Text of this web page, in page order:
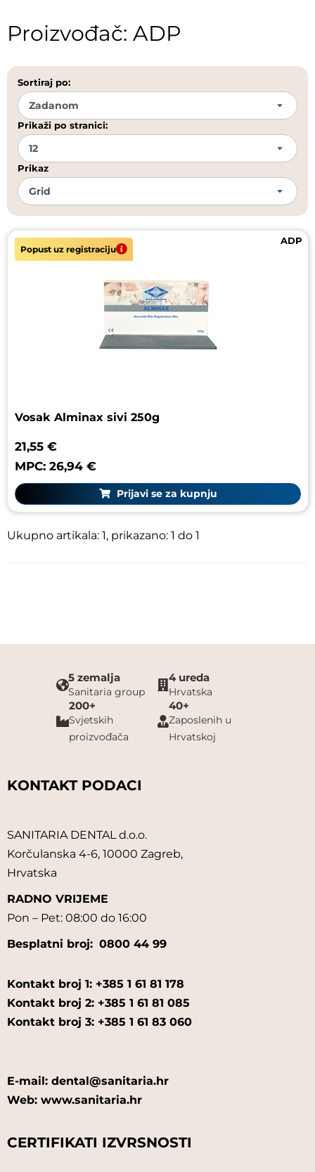
BIEN AIR
BRAUN
BREDENT
CANDULOR
CATTANI
DENTALFILM
DIADENT
ECOLAB
EMS
FAMADENT
FIDENT
FRASACO
GUILIN HBM HEALTH PROTECTIONS, INC.
HINRICHS
HOFFMANN`S
Proizvođač: ADP
Sortiraj po:
Prikaži po stranici:
Prikaz
Popust uz registraciju
Vosak Alminax sivi 250g
21,55 €
MPC: 26,94 €
ADP
Prijavi se za kupnju
Ukupno artikala: 1, prikazano: 1 do 1
5 zemalja
Sanitaria group
4 ureda
Hrvatska
200+
Svjetskih
proizvođača
40+
Zaposlenih u
Hrvatskoj
KONTAKT PODACI
SANITARIA DENTAL d.o.o.
Korčulanska 4-6, 10000 Zagreb,
Hrvatska
RADNO VRIJEME
Pon – Pet: 08:00 do 16:00
Besplatni broj: 0800 44 99
Kontakt broj 1: +385 1 61 81 178
Kontakt broj 2: +385 1 61 81 085
Kontakt broj 3: +385 1 61 83 060
E-mail: dental@sanitaria.hr
Web: www.sanitaria.hr
CERTIFIKATI IZVRSNOSTI